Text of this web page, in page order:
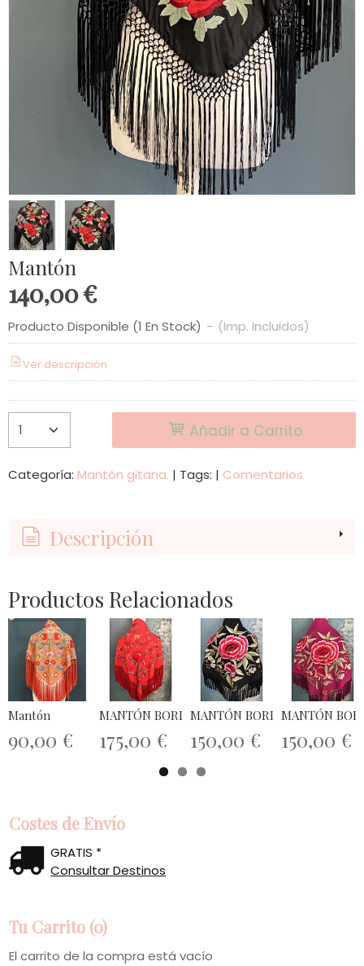
Costes de Envío
GRATIS *
Consultar Destinos
Tu Carrito (0)
El carrito de la compra está vacío
Mantón
140,00 €
Producto Disponible (1 En Stock) - (Imp. Incluidos)
Ver descripción
Añadir a Carrito
Categoría: Mantón gitana. | Tags: | Comentarios
Descripción
Productos Relacionados
Mantón
90,00 €
MANTÓN BORDADO CUADRADO DOBLE CARA
175,00 €
MANTÓN BORDADO HILO
150,00 €
MANTÓN
150,00 €